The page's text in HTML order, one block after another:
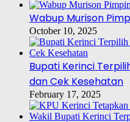
Wabup Murison
October 10, 2025
Bupati Kerinci
dan Cek Kesehatan
February 17, 2025